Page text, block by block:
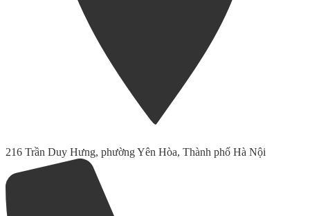
216 Trần Duy Hưng, phường Yên Hòa, Thành phố Hà Nội